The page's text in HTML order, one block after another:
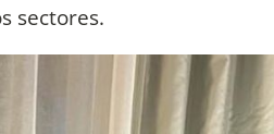
sectores.